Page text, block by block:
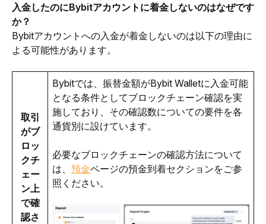
入金したのにBybitアカウントに着金しないのはなぜです
か？
Bybitアカウントへの入金が着金しないのは以下の理由に
よる可能性があります。
取引
がブ
ロッ
クチ
ェー
ン上
で確
認さ
Bybitでは、振替金額がBybit Walletに入金可能
となる条件としてブロックチェーン確認を実
施しており、その確認数についての要件を各
通貨別に設けています。
必要なブロックチェーンの確認方法について
は、 預金ページの預金到着セクションをご参
照ください。